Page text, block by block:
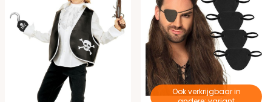
Ook verkrijgbaar in